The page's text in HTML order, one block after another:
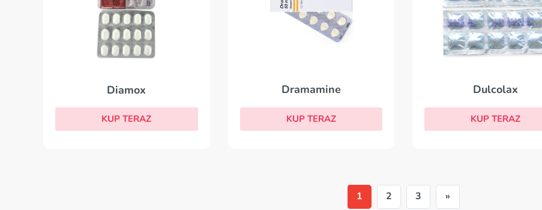
Diamox
KUP TERAZ
Dramamine
KUP TERAZ
Dulcolax
KUP TERAZ
1 2 3 »